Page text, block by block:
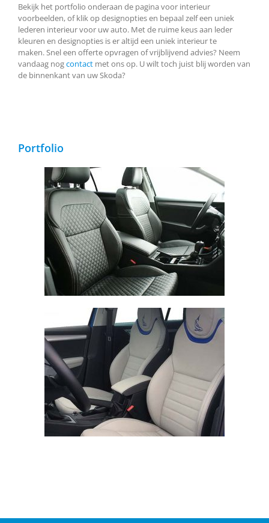
Bekijk het portfolio onderaan de pagina voor interieur
voorbeelden, of klik op designopties en bepaal zelf een uniek
lederen interieur voor uw auto. Met de ruime keus aan leder
kleuren en designopties is er altijd een uniek interieur te
maken. Snel een offerte opvragen of vrijblijvend advies? Neem
vandaag nogcontact met ons op. U wilt toch juist blij worden van
de binnenkant van uw Skoda?
Portfolio
Skoda Superb, Alba eco-leather Black with Diamond
Stitching
Skoda Octavia, Buffalino Leather White and
Anthracite